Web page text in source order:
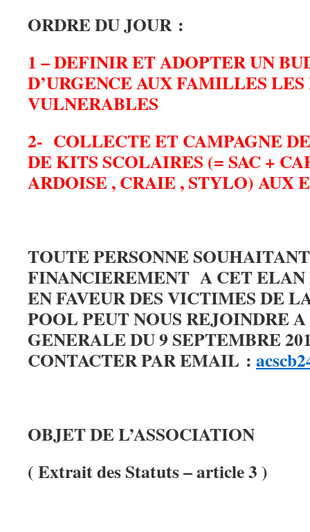
ORDRE DU JOUR :
1 – DEFINIR ET ADOPTER UN
D’URGENCE AUX FAMILLES LES
VULNERABLES
2- COLLECTE ET CAMPAGNE
DE KITS SCOLAIRES (= SAC +
ARDOISE , CRAIE , STYLO) AUX
TOUTE PERSONNE
FINANCIEREMENT A CET
EN FAVEUR DES VICTIMES DE
POOL PEUT NOUS REJOINDRE
GENERALE DU 9 SEPTEMBRE
CONTACTER PAR EMAIL :
OBJET DE L’ASSOCIATION
( Extrait des Statuts – article 3 )